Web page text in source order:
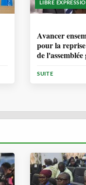
LIBRE
Avancer
pour la reprise
de l'assemblée
SUITE